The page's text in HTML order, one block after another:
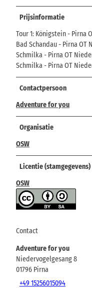
Prijsinformatie
Tour 1: Königstein - Pirna
Bad Schandau - Pirna OT
Schmilka - Pirna OT
Schmilka - Pirna OT
Contactpersoon
Adventure for you
Organisatie
OSW
Licentie (stamgegevens)
OSW
Contact
Adventure for you
Niedervogelgesang 8
01796 Pirna
+49 15256015094